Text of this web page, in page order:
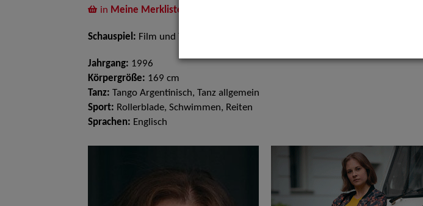
in Meine Merkliste
Schauspiel: Film und TV
Jahrgang: 1996
Körpergröße: 169 cm
Tanz: Tango Argentinisch, Tanz allgemein
Sport: Rollerblade, Schwimmen, Reiten
Sprachen: Englisch